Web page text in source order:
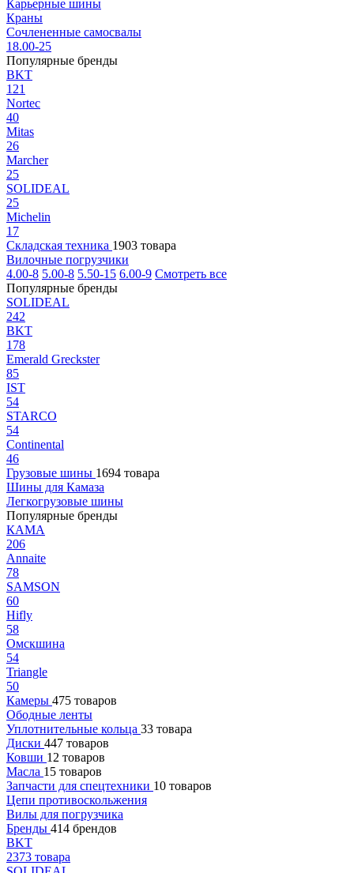
Карьерные шины
Краны
Сочлененные самосвалы
18.00-25
Популярные бренды
BKT
121
Nortec
40
Mitas
26
Marcher
25
SOLIDEAL
25
Michelin
17
Складская техника 1903 товара
Вилочные погрузчики
4.00-8 5.00-8 5.50-15 6.00-9 Смотреть все
Популярные бренды
SOLIDEAL
242
BKT
178
Emerald Greckster
85
IST
54
STARCO
54
Continental
46
Грузовые шины 1694 товара
Шины для Камаза
Легкогрузовые шины
Популярные бренды
КАМА
206
Annaite
78
SAMSON
60
Hifly
58
Омскшина
54
Triangle
50
Камеры 475 товаров
Ободные ленты
Уплотнительные кольца 33 товара
Диски 447 товаров
Ковши 12 товаров
Масла 15 товаров
Запчасти для спецтехники 10 товаров
Цепи противоскольжения
Вилы для погрузчика
Бренды 414 брендов
BKT
2373 товара